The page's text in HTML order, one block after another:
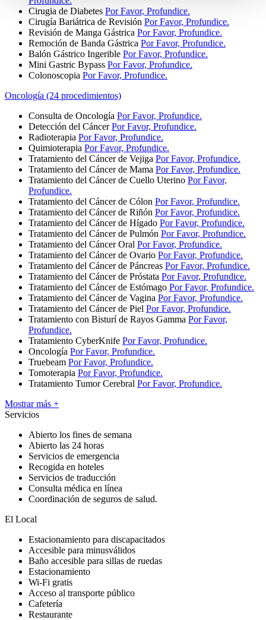
Cirugia de Diabetes Por Favor, Profundice.
Cirugía Bariátrica de Revisión Por Favor, Profundice.
Revisión de Manga Gástrica Por Favor, Profundice.
Remoción de Banda Gástrica Por Favor, Profundice.
Balón Gástrico Ingerible Por Favor, Profundice.
Mini Gastric Bypass Por Favor, Profundice.
Colonoscopia Por Favor, Profundice.
Oncología (24 procedimientos)
Consulta de Oncología Por Favor, Profundice.
Detección del Cáncer Por Favor, Profundice.
Radioterapia Por Favor, Profundice.
Quimioterapia Por Favor, Profundice.
Tratamiento del Cáncer de Vejiga Por Favor, Profundice.
Tratamiento del Cáncer de Mama Por Favor, Profundice.
Tratamiento del Cáncer de Cuello Uterino Por Favor,
Profundice.
Tratamiento del Cáncer de Cólon Por Favor, Profundice.
Tratamiento del Cáncer de Riñón Por Favor, Profundice.
Tratamiento del Cáncer de Hígado Por Favor, Profundice.
Tratamiento del Cáncer de Pulmón Por Favor, Profundice.
Tratamiento del Cáncer Oral Por Favor, Profundice.
Tratamiento del Cáncer de Ovario Por Favor, Profundice.
Tratamiento del Cáncer de Páncreas Por Favor, Profundice.
Tratamiento del Cáncer de Próstata Por Favor, Profundice.
Tratamiento del Cáncer de Estómago Por Favor, Profundice.
Tratamiento del Cáncer de Vagina Por Favor, Profundice.
Tratamiento del Cáncer de Piel Por Favor, Profundice.
Tratamiento con Bisturí de Rayos Gamma Por Favor,
Profundice.
Tratamiento CyberKnife Por Favor, Profundice.
Oncología Por Favor, Profundice.
Truebeam Por Favor, Profundice.
Tomoterapia Por Favor, Profundice.
Tratamiento Tumor Cerebral Por Favor, Profundice.
Mostrar más +
Servicios
Abierto los fines de semana
Abierto las 24 horas
Servicios de emergencia
Recogida en hoteles
Servicios de traducción
Consulta médica en línea
Coordinación de seguros de salud.
El Local
Estacionamiento para discapacitados
Accesible para minusválidos
Baño accesible para sillas de ruedas
Estacionamiento
Wi-Fi gratis
Acceso al transporte público
Cafetería
Restaurante